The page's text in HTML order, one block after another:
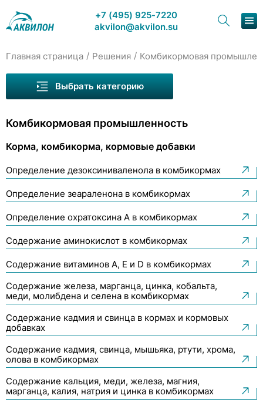
+7 (495) 925-7220
akvilon@akvilon.su
Сервис и ремонт
О компании
Контакты
Главная страница / Решения / Комбикормовая
Комбикормовая промышленность
Корма, комбикорма, кормовые добавки
Определение дезоксиниваленола в комбикормах
Определение зеараленона в комбикормах
Определение охратоксина А в комбикормах
Содержание аминокислот в комбикормах
Содержание витаминов A, E и D в комбикормах
Содержание железа, марганца, цинка, кобальта,
меди, молибдена и селена в комбикормах
Содержание кадмия и свинца в кормах и кормовых
добавках
Содержание кадмия, свинца, мышьяка, ртути, хрома,
олова в комбикормах
Содержание кальция, меди, железа, магния,
марганца, калия, натрия и цинка в комбикормах
Выбрать категорию
Корма, комбикорма, кормовые добавки
Лекарственные средства для животных